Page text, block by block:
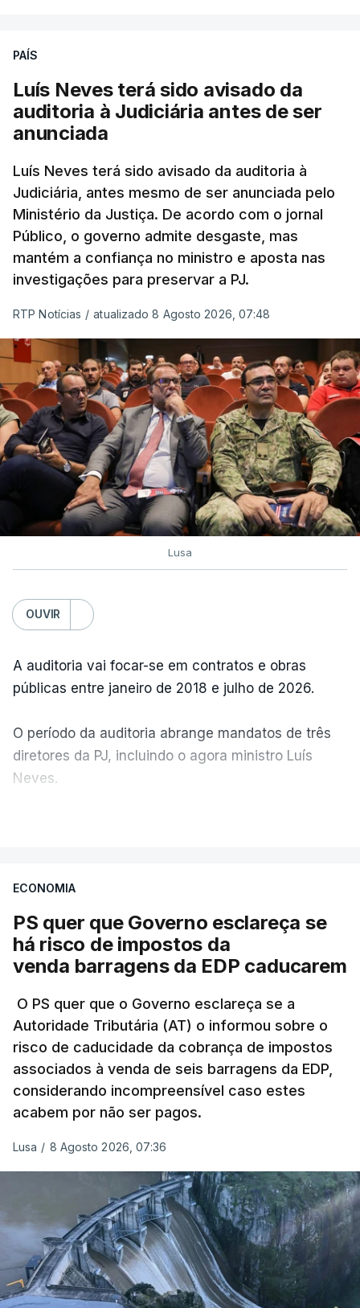
PAÍS
Luís Neves terá sido avisado da
auditoria à Judiciária antes de ser
anunciada
Luís Neves terá sido avisado da auditoria à
Judiciária, antes mesmo de ser anunciada pelo
Ministério da Justiça. De acordo com o jornal
Público, o governo admite desgaste, mas
mantém a confiança no ministro e aposta nas
investigações para preservar a PJ.
RTP Notícias / atualizado 8 Agosto 2026, 07:48
Lusa
OUVIR
A auditoria vai focar-se em contratos e obras
públicas entre janeiro de 2018 e julho de 2026.
O período da auditoria abrange mandatos de três
diretores da PJ, incluindo o agora ministro Luís
Neves.
Não há prazos fixados para a conclusão desta
avaliação à Polícia Judiciária.
Do início da polémica com a revelação de obras a
título pessoal, numa propriedade no Alentejo, feitas
pelo mesmo empreiteiro contratado 17 vezes para
obras na Polícia Judiciária (PJ) até aos últimos dias,
em que até do Governo surgiram ordens para mais
inquéritos e averiguações aos seus mandatos à
frente da polícia criminal, Luís Neves está há
praticamente um mês sem sair do topo das
ARTIGOS RELACIONADOS
Nova polémica com Luís
Neves. Ministro nega
ECONOMIA
PS quer que Governo esclareça se
há risco de impostos da
venda barragens da EDP caducarem
O PS quer que o Governo esclareça se a
Autoridade Tributária (AT) o informou sobre o
risco de caducidade da cobrança de impostos
associados à venda de seis barragens da EDP,
considerando incompreensível caso estes
acabem por não ser pagos.
Lusa / 8 Agosto 2026, 07:36